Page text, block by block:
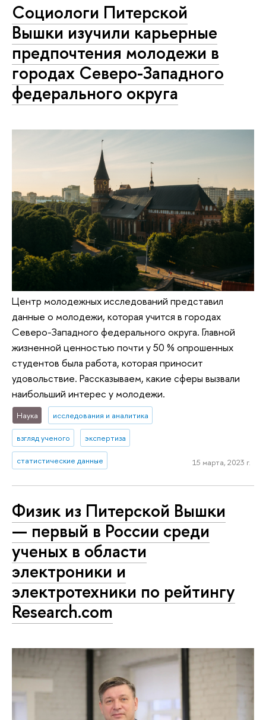
Социологи Питерской
Вышки изучили карьерные
предпочтения молодежи в
городах Северо-Западного
федерального округа
Центр молодежных исследований представил
данные о молодежи, которая учится в городах
Северо-Западного федерального округа. Главной
жизненной ценностью почти у 50 % опрошенных
студентов была работа, которая приносит
удовольствие. Рассказываем, какие сферы вызвали
наибольший интерес у молодежи.
Наука исследования и аналитика
взгляд ученого экспертиза
статистические данные 15 марта, 2023 г.
Физик из Питерской Вышки
— первый в России среди
ученых в области
электроники и
электротехники по рейтингу
Research.com